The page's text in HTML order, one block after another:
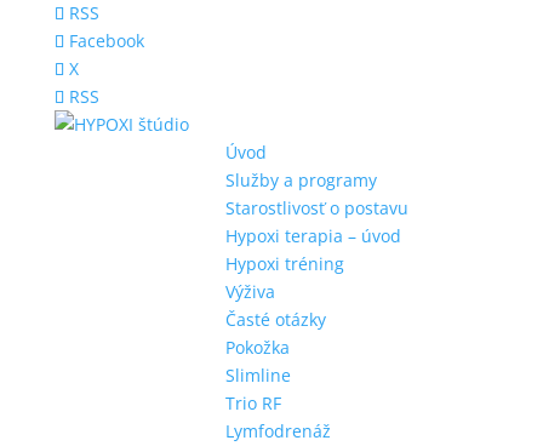
RSS
Facebook
X
RSS
Úvod
Služby a programy
Starostlivosť o postavu
Hypoxi terapia – úvod
Hypoxi tréning
Výživa
Časté otázky
Pokožka
Slimline
Trio RF
Lymfodrenáž